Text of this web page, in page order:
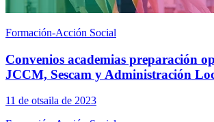
Formación-Acción Social
Convenios academias preparación
JCCM, Sescam y Administración
11 de otsaila de 2023